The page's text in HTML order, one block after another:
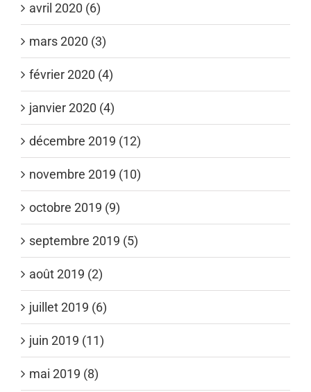
avril 2020 (6)
mars 2020 (3)
février 2020 (4)
janvier 2020 (4)
décembre 2019 (12)
novembre 2019 (10)
octobre 2019 (9)
septembre 2019 (5)
août 2019 (2)
juillet 2019 (6)
juin 2019 (11)
mai 2019 (8)